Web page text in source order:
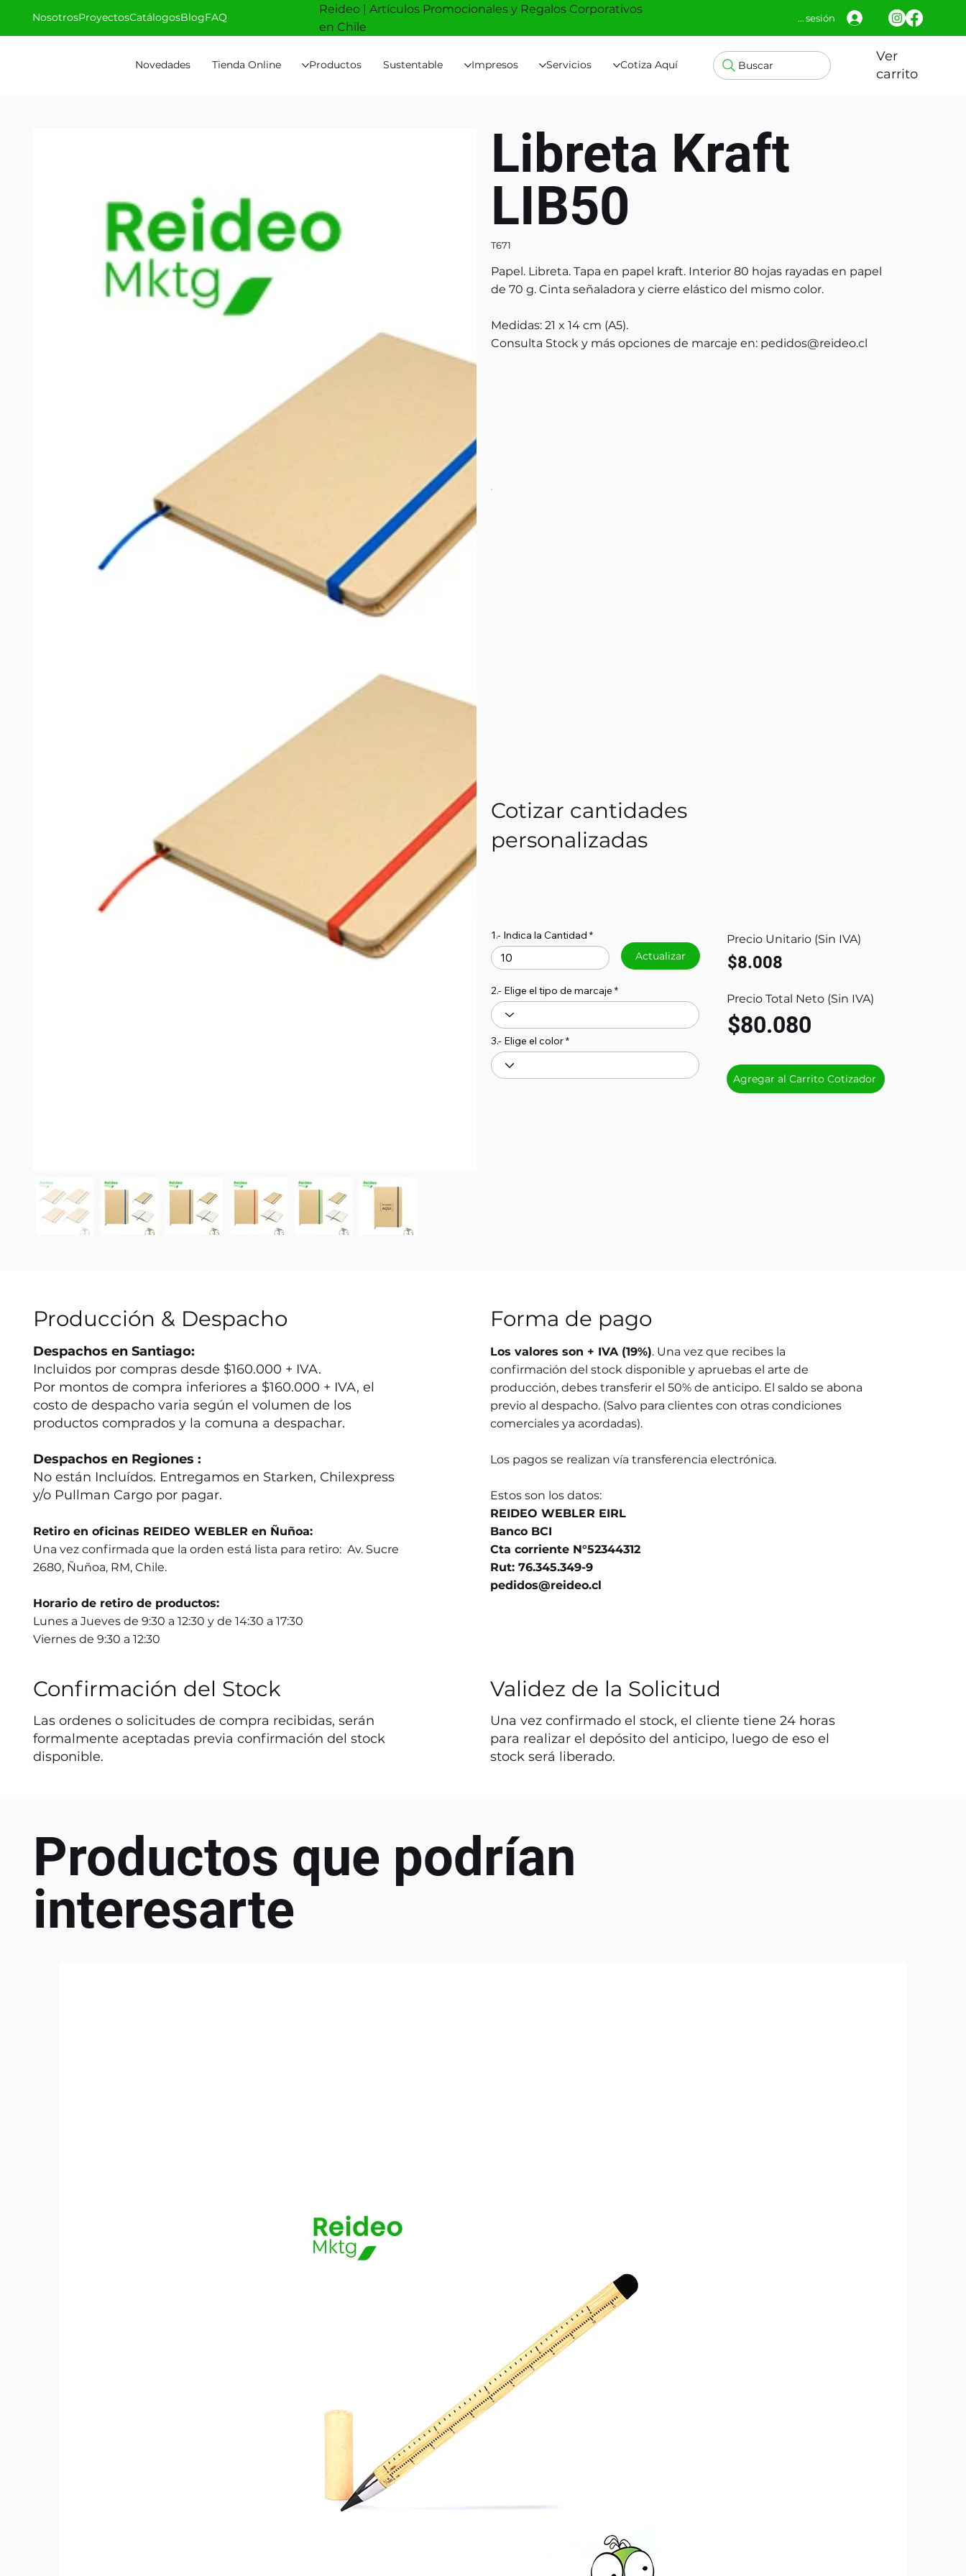
Novedades Tienda Online Productos Sustentable Impresos Servicios Cotiza Aquí Buscar
Ver
carrito
NosotrosProyectosCatálogosBlogFAQ
Reideo | Artículos Promocionales y Regalos Corporativos
en Chile
Iniciar sesión
Libreta Kraft
LIB50
T671
Papel. Libreta. Tapa en papel kraft. Interior 80 hojas rayadas en papel
de 70 g. Cinta señaladora y cierre elástico del mismo color.
Medidas: 21 x 14 cm (A5).
Consulta Stock y más opciones de marcaje en: pedidos@reideo.cl
Cotizar cantidades
personalizadas
1.- Indica la Cantidad
Actualizar
2.- Elige el tipo de marcaje
3.- Elige el color
Precio Unitario (Sin IVA)
$8.008
Precio Total Neto (Sin IVA)
$80.080
Agregar al Carrito Cotizador
Producción & Despacho
Despachos en Santiago:
Incluidos por compras desde $160.000 + IVA.
Por montos de compra inferiores a $160.000 + IVA, el
costo de despacho varia según el volumen de los
productos comprados y la comuna a despachar.
Despachos en Regiones :
No están Incluídos. Entregamos en Starken, Chilexpress
y/o Pullman Cargo por pagar.
Retiro en oficinas REIDEO WEBLER en Ñuñoa:
Una vez confirmada que la orden está lista para retiro: Av. Sucre
2680, Ñuñoa, RM, Chile.
Horario de retiro de productos:
Lunes a Jueves de 9:30 a 12:30 y de 14:30 a 17:30
Viernes de 9:30 a 12:30
Forma de pago
Los valores son + IVA (19%). Una vez que recibes la
confirmación del stock disponible y apruebas el arte de
producción, debes transferir el 50% de anticipo. El saldo se abona
previo al despacho. (Salvo para clientes con otras condiciones
comerciales ya acordadas).
Los pagos se realizan vía transferencia electrónica.
Estos son los datos:
REIDEO WEBLER EIRL
Banco BCI
Cta corriente N°52344312
Rut: 76.345.349-9
pedidos@reideo.cl
Confirmación del Stock
Las ordenes o solicitudes de compra recibidas, serán
formalmente aceptadas previa confirmación del stock
disponible.
Validez de la Solicitud
Una vez confirmado el stock, el cliente tiene 24 horas
para realizar el depósito del anticipo, luego de eso el
stock será liberado.
Productos que podrían
interesarte